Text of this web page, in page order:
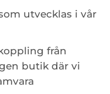
utvecklas i vår
från
butik där vi